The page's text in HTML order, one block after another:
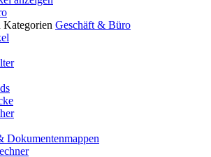
Kategorien Geschäft & Büro
Dokumentenmappen